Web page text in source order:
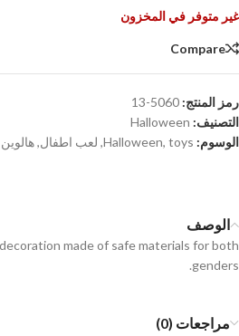
غير متوفر في المخزون
Compare
رمز المنتج: 5060-13
التصنيف: Halloween
الوسوم:
Halloween, toys
, لعب اطفال,هالوين
الوصف
made of safe materials for both
genders.
مراجعات (0)